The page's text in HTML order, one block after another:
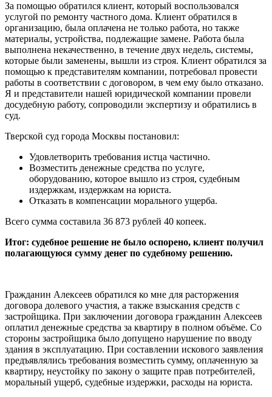
За помощью обратился клиент, который воспользовался
услугой по ремонту частного дома. Клиент обратился в
организацию, была оплачена не только работа, но также
материалы, устройства, подлежащие замене. Работа была
выполнена некачественно, в течение двух недель, системы,
которые были заменены, вышли из строя. Клиент обратился за
помощью к представителям компании, потребовал провести
работы в соответствии с договором, в чем ему было отказано.
Я и представители нашей юридической компании провели
досудебную работу, сопроводили экспертизу и обратились в
суд.
Тверской суд города Москвы постановил:
Удовлетворить требования истца частично.
Возместить денежные средства по услуге,
оборудованию, которое вышло из строя, судебным
издержкам, издержкам на юриста.
Отказать в компенсации морального ущерба.
Всего сумма составила 36 873 рублей 40 копеек.
Итог: судебное решение не было оспорено, клиент получил
полагающуюся сумму денег по судебному решению.
Гражданин Алексеев обратился ко мне для расторжения
договора долевого участия, а также взыскания средств с
застройщика. При заключении договора гражданин Алексеев
оплатил денежные средства за квартиру в полном объёме. Со
стороны застройщика было допущено нарушение по вводу
здания в эксплуатацию. При составлении искового заявления
предъявлялись требования возместить сумму, оплаченную за
квартиру, неустойку по закону о защите прав потребителей,
моральный ущерб, судебные издержки, расходы на юриста.